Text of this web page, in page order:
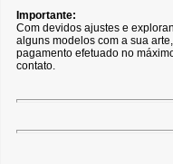
Importante:
Com devidos ajustes e
alguns modelos com a sua
pagamento efetuado no
contato.